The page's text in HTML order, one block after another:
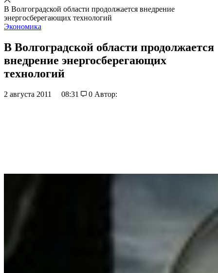
В Волгоградской области продолжается внедрение
энергосберегающих технологий
Экономика
В Волгоградской области продолжается
внедрение энергосберегающих
технологий
2 августа 2011 08:31 0 Автор: